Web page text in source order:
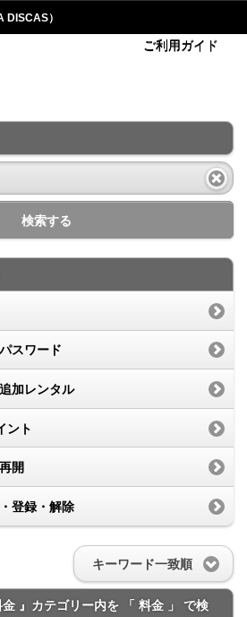
DISCAS）
ご利用ガイド
検索する
スワード
加レンタル
ント
開
登録・解除
キーワード一致順
金 』カテゴリー内を 「 料金 」 で検